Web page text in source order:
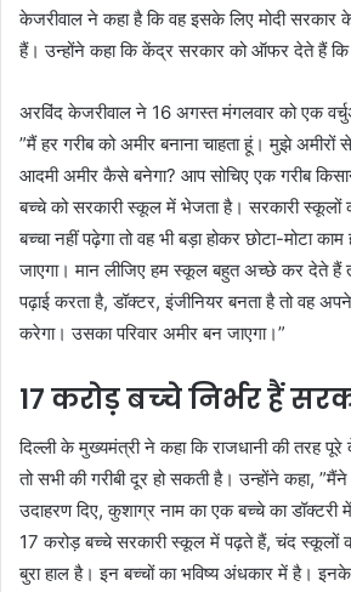
केजरीवाल ने कहा है कि वह इसके लिए मोदी सरकार
हैं। उन्होंने कहा कि केंद्र सरकार को ऑफर देते हैं कि
अरविंद केजरीवाल ने 16 अगस्‍त मंगलवार को एक
”मैं हर गरीब को अमीर बनाना चाहता हूं। मुझे अमीरों
आदमी अमीर कैसे बनेगा? आप सोचिए एक गरीब
बच्चे को सरकारी स्कूल में भेजता है। सरकारी स्कूलों
बच्चा नहीं पढ़ेगा तो वह भी बड़ा होकर छोटा-मोटा काम
जाएगा। मान लीजिए हम स्कूल बहुत अच्छे कर देते हैं
पढ़ाई करता है, डॉक्टर, इंजीनियर बनता है तो वह अपने
करेगा। उसका परिवार अमीर बन जाएगा।”
17 करोड़ बच्‍चे निर्भर हैं
दिल्ली के मुख्यमंत्री ने कहा कि राजधानी की तरह
तो सभी की गरीबी दूर हो सकती है। उन्होंने कहा,
उदाहरण दिए, कुशाग्र नाम का एक बच्चे का डॉक्टरी
17 करोड़ बच्चे सरकारी स्कूल में पढ़ते हैं, चंद स्कूलों
बुरा हाल है। इन बच्चों का भविष्य अंधकार में है।